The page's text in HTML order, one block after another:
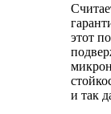
этот
и так